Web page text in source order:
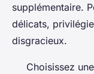
supplémentaire.
délicats,
disgracieux.
Choisissez